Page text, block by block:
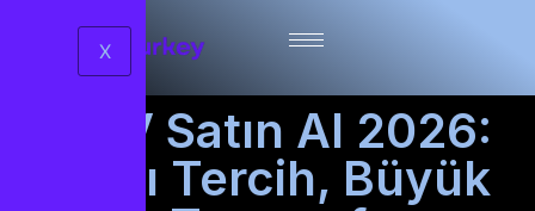
X
IPTV Satın Al 2026:
Akıllı Tercih, Büyük